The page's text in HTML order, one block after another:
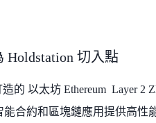
Holdstation 切入點
的 以太坊 ​​Ethereum Layer 2
合約和區塊鏈應用提供高性